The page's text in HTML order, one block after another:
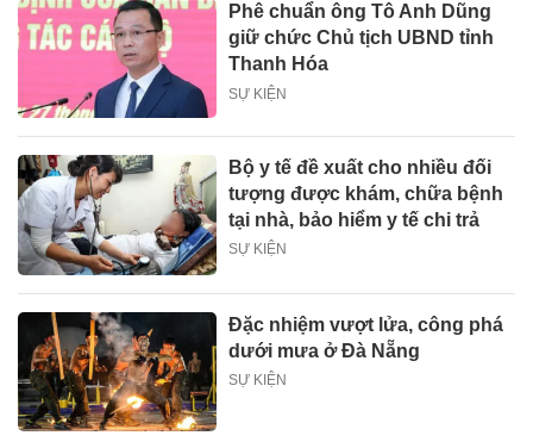
Phê chuẩn ông Tô Anh Dũng
giữ chức Chủ tịch UBND tỉnh
Thanh Hóa
SỰ KIỆN
Bộ y tế đề xuất cho nhiều đối
tượng được khám, chữa bệnh
tại nhà, bảo hiểm y tế chi trả
SỰ KIỆN
Đặc nhiệm vượt lửa, công phá
dưới mưa ở Đà Nẵng
SỰ KIỆN